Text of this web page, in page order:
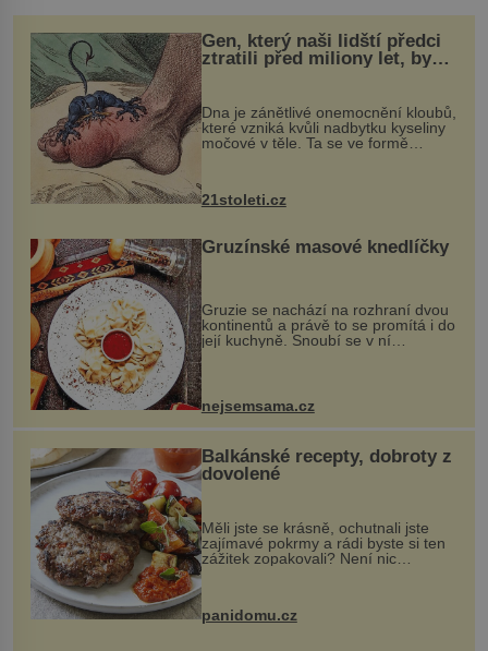
Gen, který naši lidští předci
ztratili před miliony let, by
mohl pomoci s léčbou
„nemoci králů“
Dna je zánětlivé onemocnění kloubů,
které vzniká kvůli nadbytku kyseliny
močové v těle. Ta se ve formě
nohou, a způsobuje bole...
21stoleti.cz
Gruzínské masové knedlíčky
Gruzie se nachází na rozhraní dvou
kontinentů a právě to se promítá i do
její kuchyně. Snoubí se v ní
evropské a asijské chutě a díky tomu
pokrmy, které rozhodně st...
nejsemsama.cz
Balkánské recepty, dobroty z
dovolené
Měli jste se krásně, ochutnali jste
zajímavé pokrmy a rádi byste si ten
zážitek zopakovali? Není nic
snazšího. Pljeskavica (10 porcí)
Možná jste ji ochutnali na dovolené v
panidomu.cz